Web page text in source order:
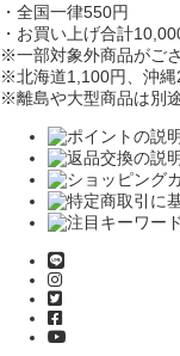
・全国一律550円
・お買い上げ合計
※一部対象外商品がござ
※北海道1,100円
、沖
※離島や大型商品は別